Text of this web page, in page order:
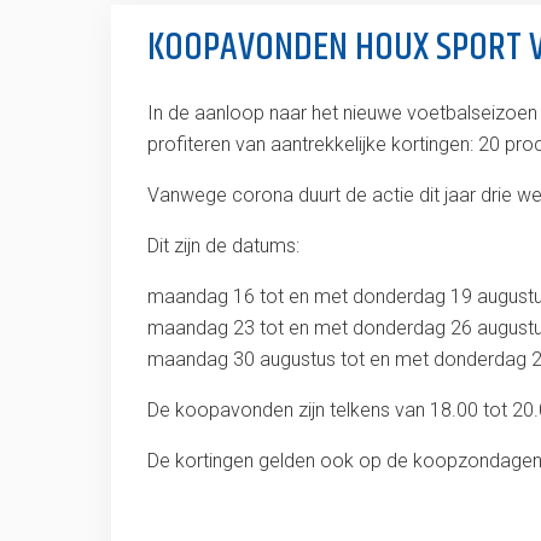
KOOPAVONDEN HOUX SPORT
In de aanloop naar het nieuwe
profiteren van aantrekkelijke kortingen: 20
Vanwege corona duurt de actie dit jaar drie
Dit zijn de datums:
maandag 16 tot en met donderdag 19
maandag 23 tot en met donderdag 26
maandag 30 augustus tot en met donderdag
De koopavonden zijn telkens van 18.00 tot
De kortingen gelden ook op de